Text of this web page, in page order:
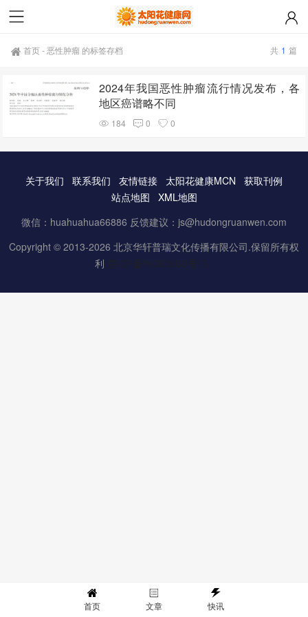
首页-恶性肿瘤 的标签存档 共 1 篇
2024年我国恶性肿瘤流行情况发布，各
地区癌谱略不同
184 0 0
关于我们 联系我们 友情链接 太阳花健康MCN
获取刊例
站点地图
XML地图
微信：huahuahua66886 反馈建议：js@hudongruanwen.com
Copyright © 2013-2026 北京华轩普瑞文化传播有限公司.保留所有权
利 京ICP备16061888号-3
首页 文章 快讯